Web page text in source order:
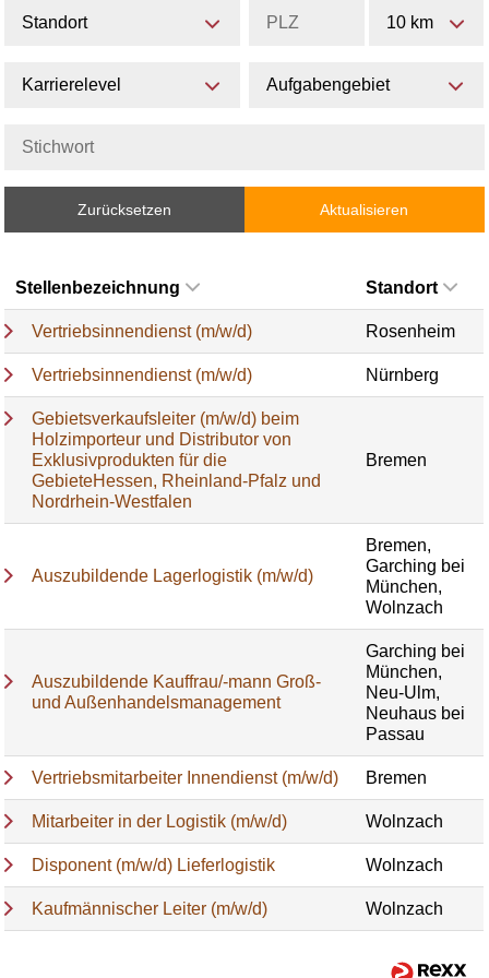
Standort 10 km
Karrierelevel Aufgabengebiet
Zurücksetzen Aktualisieren
Stellenbezeichnung Standort
Vertriebsinnendienst (m/w/d) Rosenheim
Vertriebsinnendienst (m/w/d) Nürnberg
Gebietsverkaufsleiter (m/w/d) beim
Holzimporteur und Distributor von
Exklusivprodukten für die
GebieteHessen, Rheinland-Pfalz und
Nordrhein-Westfalen
Bremen
Auszubildende Lagerlogistik (m/w/d)
Bremen,
Garching bei
München,
Wolnzach
Auszubildende Kauffrau/-mann Groß-
und Außenhandelsmanagement
Garching bei
München,
Neu-Ulm,
Neuhaus bei
Passau
Vertriebsmitarbeiter Innendienst (m/w/d) Bremen
Mitarbeiter in der Logistik (m/w/d) Wolnzach
Disponent (m/w/d) Lieferlogistik Wolnzach
Kaufmännischer Leiter (m/w/d) Wolnzach